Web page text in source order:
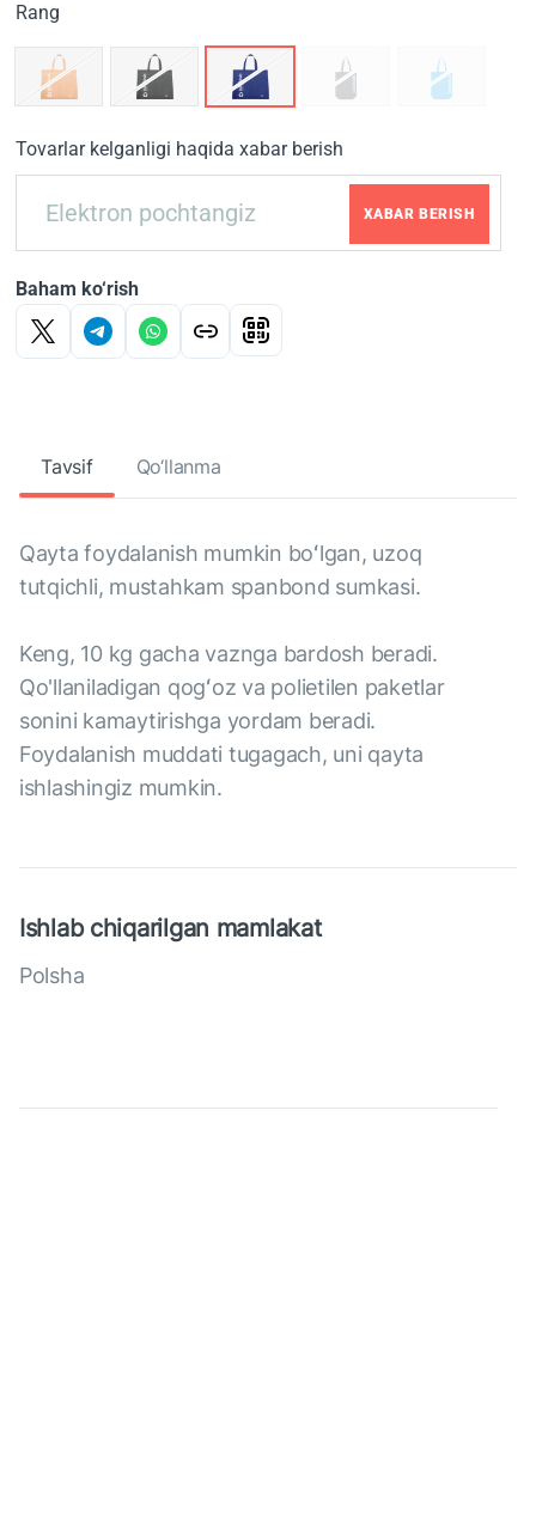
Rang
Tovarlar kelganligi haqida xabar berish
XABAR BERISH
Baham ko‘rish
Tavsif Qo‘llanma
Qayta foydalanish mumkin boʻlgan, uzoq
tutqichli, mustahkam spanbond sumkasi.
Keng, 10 kg gacha vaznga bardosh beradi.
Qo'llaniladigan qogʻoz va polietilen paketlar
sonini kamaytirishga yordam beradi.
Foydalanish muddati tugagach, uni qayta
ishlashingiz mumkin.
Ishlab chiqarilgan mamlakat
Polsha